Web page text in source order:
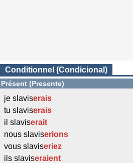
Conditionnel (Condicional)
Présent (Presente)
je slaviserais
tu slaviserais
il slaviserait
nous slaviserions
vous slaviseriez
ils slaviseraient